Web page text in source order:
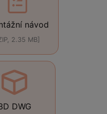
návod
2.35 MB]
DWG